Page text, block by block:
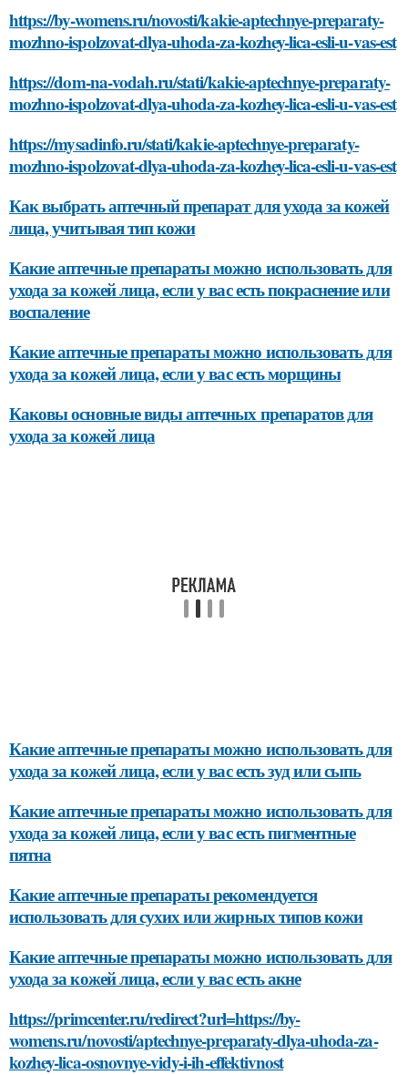
https://by-womens.ru/novosti/kakie-aptechnye-preparaty-
mozhno-ispolzovat-dlya-uhoda-za-kozhey-lica-esli-u-vas-est
https://dom-na-vodah.ru/stati/kakie-aptechnye-preparaty-
mozhno-ispolzovat-dlya-uhoda-za-kozhey-lica-esli-u-vas-est
https://mysadinfo.ru/stati/kakie-aptechnye-preparaty-
mozhno-ispolzovat-dlya-uhoda-za-kozhey-lica-esli-u-vas-est
Как выбрать аптечный препарат для ухода за кожей
лица, учитывая тип кожи
Какие аптечные препараты можно использовать для
ухода за кожей лица, если у вас есть покраснение или
воспаление
Какие аптечные препараты можно использовать для
ухода за кожей лица, если у вас есть морщины
Каковы основные виды аптечных препаратов для
ухода за кожей лица
Какие аптечные препараты можно использовать для
ухода за кожей лица, если у вас есть зуд или сыпь
Какие аптечные препараты можно использовать для
ухода за кожей лица, если у вас есть пигментные
пятна
Какие аптечные препараты рекомендуется
использовать для сухих или жирных типов кожи
Какие аптечные препараты можно использовать для
ухода за кожей лица, если у вас есть акне
https://primcenter.ru/redirect?url=https://by-
womens.ru/novosti/aptechnye-preparaty-dlya-uhoda-za-
kozhey-lica-osnovnye-vidy-i-ih-effektivnost